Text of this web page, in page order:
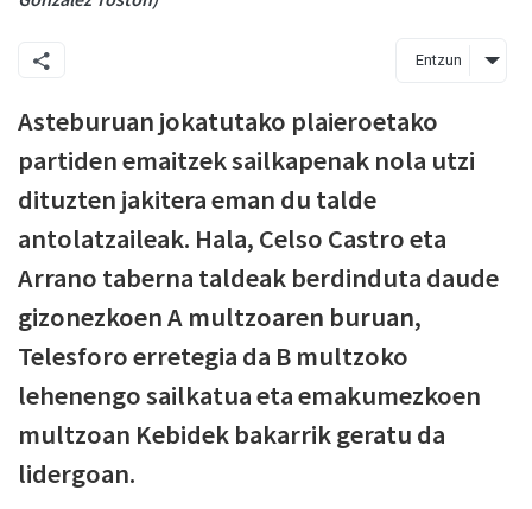
Entzun
Asteburuan jokatutako plaieroetako
partiden emaitzek sailkapenak nola utzi
dituzten jakitera eman du talde
antolatzaileak. Hala, Celso Castro eta
Arrano taberna taldeak berdinduta daude
gizonezkoen A multzoaren buruan,
Telesforo erretegia da B multzoko
lehenengo sailkatua eta emakumezkoen
multzoan Kebidek bakarrik geratu da
lidergoan.